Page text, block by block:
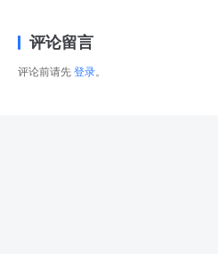
评论留言
评论前请先 登录。